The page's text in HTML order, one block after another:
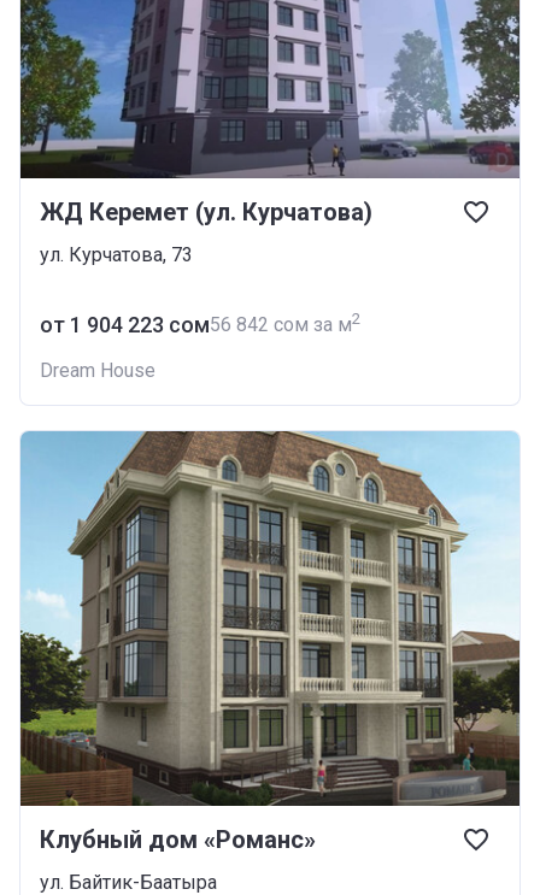
ЖД Керемет (ул. Курчатова)
ул. Курчатова, 73
от ‍1 904 223 сом‍56 842 сом за м2
Dream House
Клубный дом «Романс»
ул. Байтик-Баатыра